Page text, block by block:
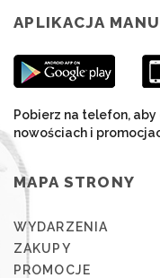
APLIKACJA
Pobierz na telefon,
nowościach i
MAPA STRONY
WYDARZENIA
ZAKUPY
PROMOCJE